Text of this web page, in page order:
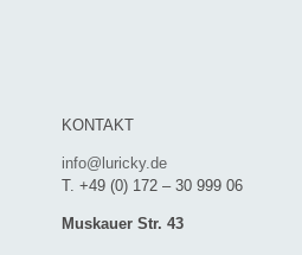
KONTAKT
info@luricky.de
T. +49 (0) 172 – 30 999 06
Muskauer Str. 43